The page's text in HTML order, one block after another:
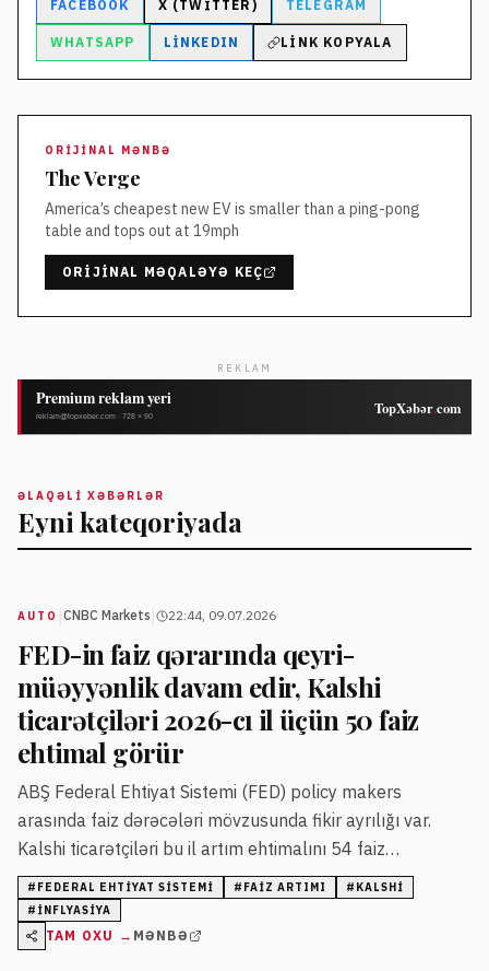
FACEBOOK X (TWITTER) TELEGRAM
WHATSAPP LINKEDIN LINK KOPYALA
ORIJINAL MƏNBƏ
The Verge
America’s cheapest new EV is smaller than a ping-pong
table and tops out at 19mph
ORIJINAL MƏQALƏYƏ KEÇ
REKLAM
ƏLAQƏLI XƏBƏRLƏR
Eyni kateqoriyada
AUTO CNBC Markets 22:44, 09.07.2026
FED-in faiz qərarında qeyri-
müəyyənlik davam edir, Kalshi
ticarətçiləri 2026-cı il üçün 50 faiz
ehtimal görür
ABŞ Federal Ehtiyat Sistemi (FED) policy makers
arasında faiz dərəcələri mövzusunda fikir ayrılığı var.
Kalshi ticarətçiləri bu il artım ehtimalını 54 faiz
səviyyəsində qiymətləndirir, 2028-ci il üçün isə bu rəqəm
80 faizə çatır.
# FEDERAL EHTIYAT SISTEMI # FAIZ ARTIMI # KALSHI
# INFLYASIYA
TAM OXU → MƏNBƏ